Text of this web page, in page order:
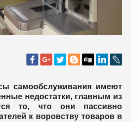
самообслуживания имеют
недостатки, главным из
то, что они пассивно
к воровству товаров в